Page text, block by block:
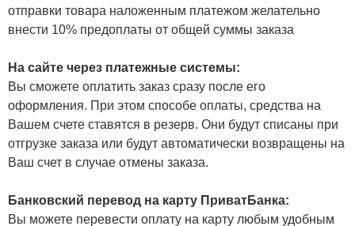
отправки товара наложенным платежом желательно
внести 10% предоплаты от общей суммы заказа
На сайте через платежные системы:
Вы сможете оплатить заказ сразу после его
оформления. При этом способе оплаты, средства на
Вашем счете ставятся в резерв. Они будут списаны при
отгрузке заказа или будут автоматически возвращены на
Ваш счет в случае отмены заказа.
Банковский перевод на карту ПриватБанка:
Вы можете перевести оплату на карту любым удобным